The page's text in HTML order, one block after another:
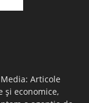
Articole
și economice,